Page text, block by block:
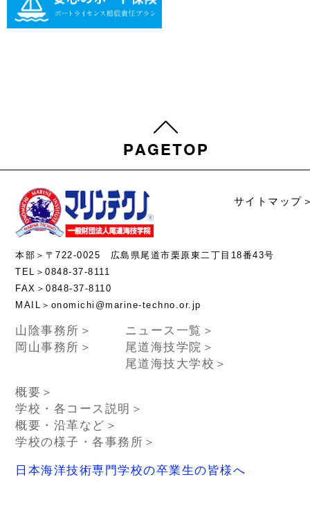
サイトマップ
本部＞〒722-0025 広島県尾道市栗原東二丁目18番43号
TEL＞0848-37-8111
FAX＞0848-37-8110
MAIL＞onomichi@marine-techno.or.jp
山陰事務所＞
岡山事務所＞
ニュース一覧＞
尾道海技学院＞
尾道海技大学校＞
概要＞
学校・各コース説明＞
概要・沿革など＞
学校の様子・各事務所＞
日本海洋技術専門学校の卒業生の皆様へ